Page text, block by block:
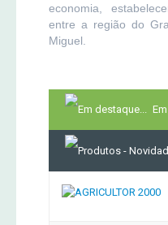
economia,
entre a região do
Miguel.